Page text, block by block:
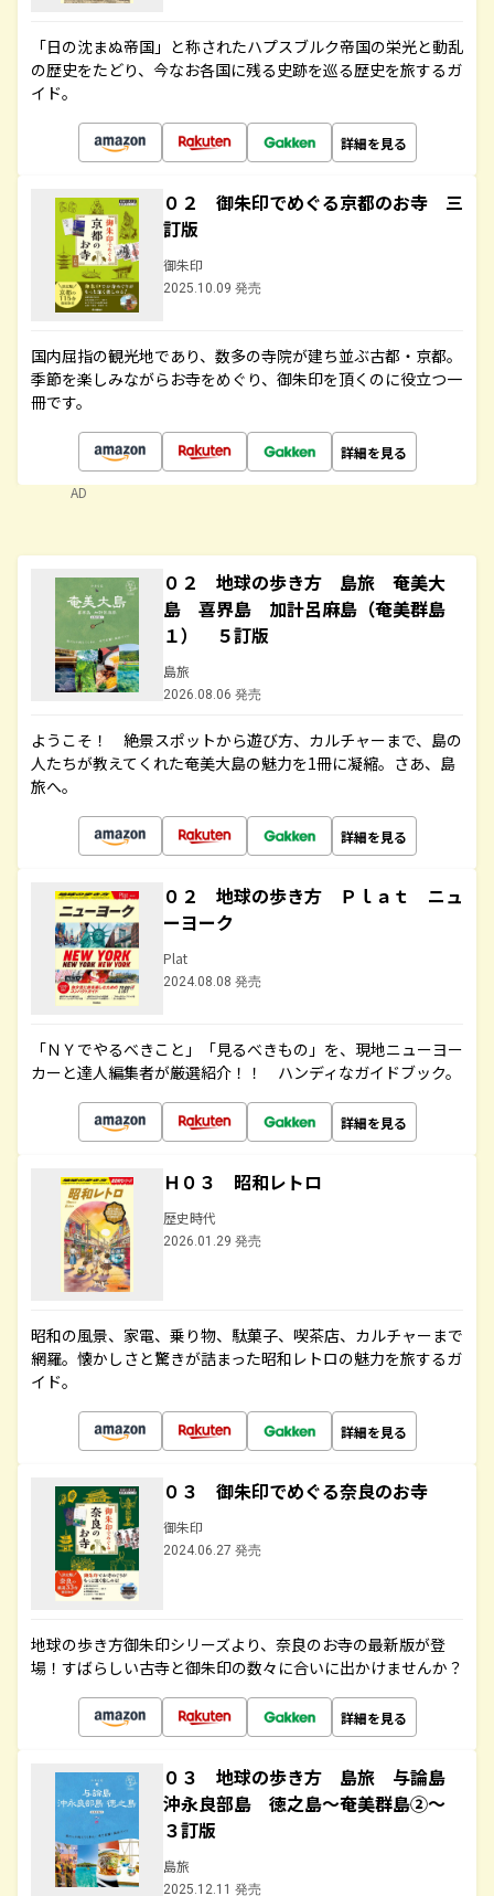
「日の沈まぬ帝国」と称されたハプスブルク帝国の栄光と動乱
の歴史をたどり、今なお各国に残る史跡を巡る歴史を旅するガ
イド。
詳細を見る
０２ 御朱印でめぐる京都のお寺 三
訂版
御朱印
2025.10.09 発売
国内屈指の観光地であり、数多の寺院が建ち並ぶ古都・京都。
季節を楽しみながらお寺をめぐり、御朱印を頂くのに役立つ一
冊です。
詳細を見る
AD
０２ 地球の歩き方 島旅 奄美大
島 喜界島 加計呂麻島（奄美群島
１） ５訂版
島旅
2026.08.06 発売
ようこそ！ 絶景スポットから遊び方、カルチャーまで、島の
人たちが教えてくれた奄美大島の魅力を1冊に凝縮。さあ、島
旅へ。
詳細を見る
０２ 地球の歩き方 Ｐｌａｔ ニュ
ーヨーク
Plat
2024.08.08 発売
「ＮＹでやるべきこと」「見るべきもの」を、現地ニューヨー
カーと達人編集者が厳選紹介！！ ハンディなガイドブック。
詳細を見る
Ｈ０３ 昭和レトロ
歴史時代
2026.01.29 発売
昭和の風景、家電、乗り物、駄菓子、喫茶店、カルチャーまで
網羅。懐かしさと驚きが詰まった昭和レトロの魅力を旅するガ
イド。
詳細を見る
０３ 御朱印でめぐる奈良のお寺
御朱印
2024.06.27 発売
地球の歩き方御朱印シリーズより、奈良のお寺の最新版が登
場！すばらしい古寺と御朱印の数々に合いに出かけませんか？
詳細を見る
０３ 地球の歩き方 島旅 与論島
沖永良部島 徳之島～奄美群島②～
３訂版
島旅
2025.12.11 発売